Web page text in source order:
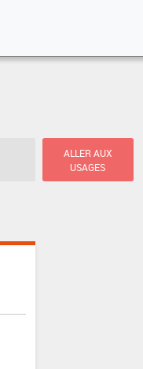
ALLER AUX
USAGES